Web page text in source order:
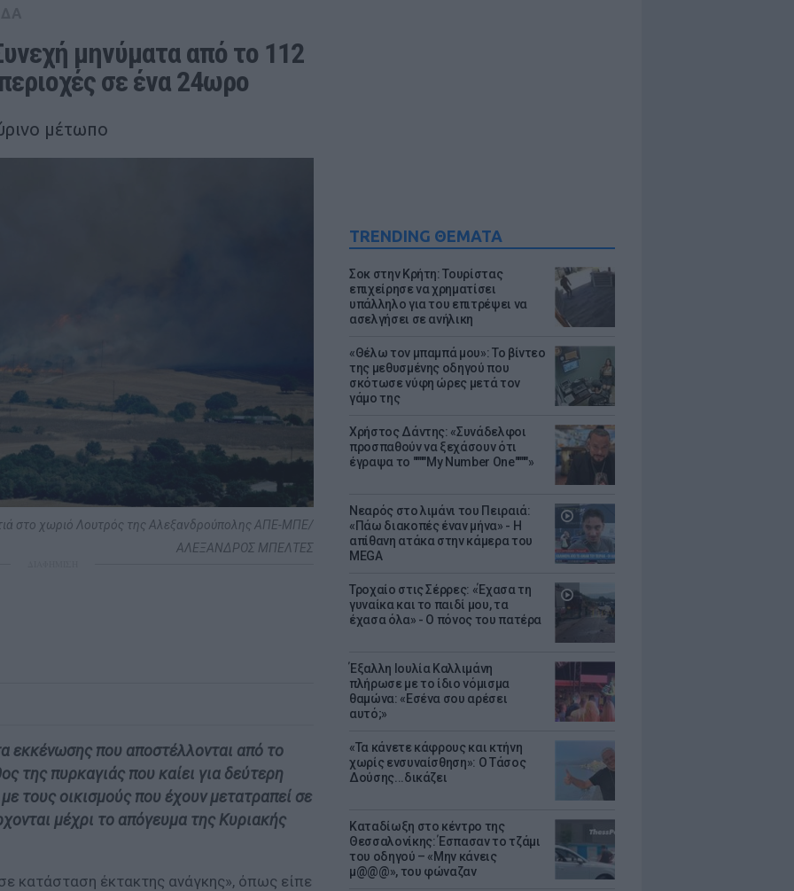
TRENDING ΘΕΜΑΤΑ
Σοκ στην Κρήτη: Τουρίστας
επιχείρησε να χρηματίσει
υπάλληλο για του επιτρέψει να
ασελγήσει σε ανήλικη
«Θέλω τον μπαμπά μου»: Το βίντεο
της μεθυσμένης οδηγού που
σκότωσε νύφη ώρες μετά τον
γάμο της
Χρήστος Δάντης: «Συνάδελφοι
προσπαθούν να ξεχάσουν ότι
έγραψα το """"My Number One""""»
Νεαρός στο λιμάνι του Πειραιά:
«Πάω διακοπές έναν μήνα» - Η
απίθανη ατάκα στην κάμερα του
MEGA
Τροχαίο στις Σέρρες: «Έχασα τη
γυναίκα και το παιδί μου, τα
έχασα όλα» - Ο πόνος του πατέρα
Έξαλλη Ιουλία Καλλιμάνη
πλήρωσε με το ίδιο νόμισμα
θαμώνα: «Εσένα σου αρέσει
αυτό;»
«Τα κάνετε κάφρους και κτήνη
χωρίς ενσυναίσθηση»: Ο Τάσος
Δούσης...δικάζει
Καταδίωξη στο κέντρο της
Θεσσαλονίκης: Έσπασαν το τζάμι
του οδηγού – «Μην κάνεις
μ@@@», του φώναζαν
μηνύματα από το 112
σε ένα 24ωρο
μέτωπο
στο χωριό Λουτρός της Αλεξανδρούπολης ΑΠΕ-ΜΠΕ/
ΑΛΕΞΑΝΔΡΟΣ ΜΠΕΛΤΕΣ
εκκένωσης που αποστέλλονται από το
της πυρκαγιάς που καίει για δεύτερη
τους οικισμούς που έχουν μετατραπεί σε
μέχρι το απόγευμα της Κυριακής
κατάσταση έκτακτης ανάγκης», όπως είπε